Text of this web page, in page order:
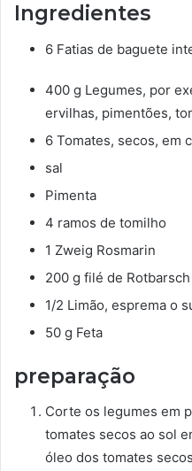
Ingredientes
6 Fatias de baguete
400 g Legumes, por
ervilhas, pimentões,
6 Tomates, secos, em
sal
Pimenta
4 ramos de tomilho
1 Zweig Rosmarin
200 g filé de Rotbarsch
1/2 Limão, esprema o
50 g Feta
preparação
Corte os legumes em
tomates secos ao sol
óleo dos tomates